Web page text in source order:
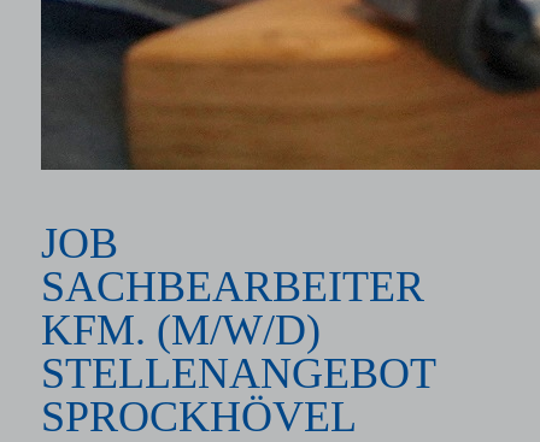
JOB
SACHBEARBEITER
KFM. (M/W/D)
STELLENANGEBOT
SPROCKHÖVEL